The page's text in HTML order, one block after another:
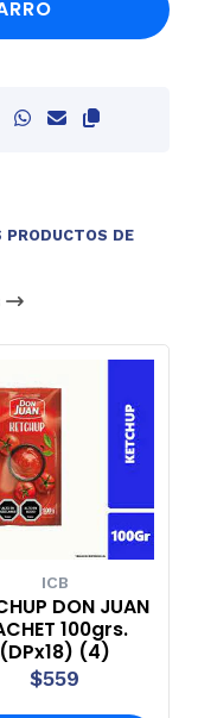
PRODUCTOS DE
ICB
DON JUAN
100grs.
(DPx18) (4)
$559